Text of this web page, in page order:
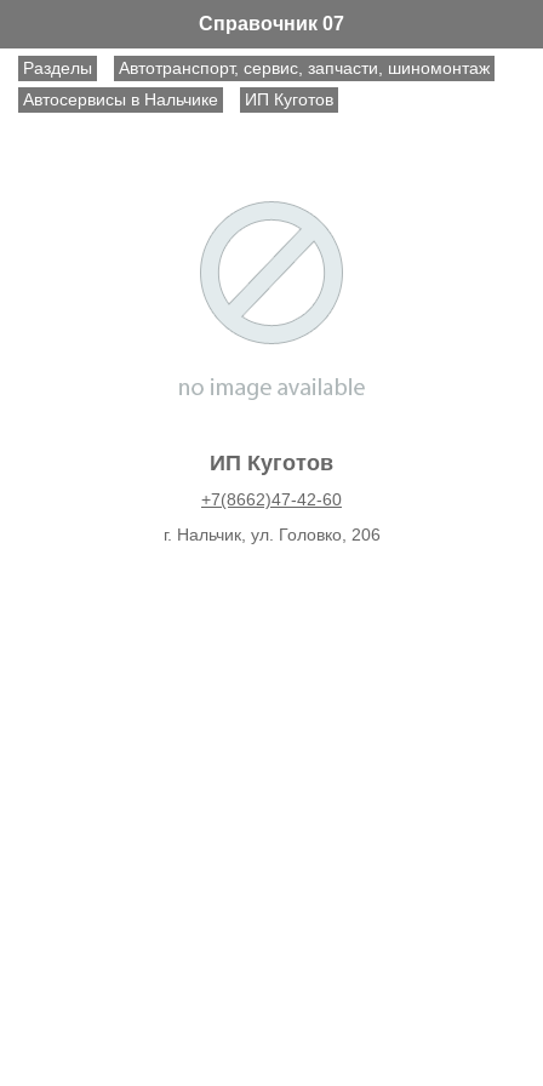
Справочник 07
Разделы
Автотранспорт, сервис, запчасти, шиномонтаж
Автосервисы в Нальчике
ИП Куготов
ИП Куготов
+7(8662)47-42-60
г. Нальчик, ул. Головко, 206